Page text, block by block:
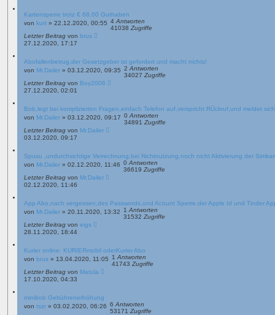
Kartensperre trotz € 68,00 Guthaben
von kurt » 22.12.2020, 00:55 4 Antworten
41038 Zugriffe
Letzter Beitrag von brus
27.12.2020, 17:17
Abofallenbetrug,der Gesetzgeber ist gefordert und macht nichts!
von Mr.Dailer » 03.12.2020, 09:35 2 Antworten
34027 Zugriffe
Letzter Beitrag von Boy2006
27.12.2020, 02:01
Bob,legt bei komplizierten Fragen,einfach Telefon auf,verspricht RÜckruf,und meldet
von Mr.Dailer » 03.12.2020, 09:17 0 Antworten
34891 Zugriffe
Letzter Beitrag von Mr.Dailer
03.12.2020, 09:17
Spusu ,undurchsichtige Verrechnung,bei Nichtnutzung,noch nicht Aktivierung der
von Mr.Dailer » 02.12.2020, 11:46 0 Antworten
36619 Zugriffe
Letzter Beitrag von Mr.Dailer
02.12.2020, 11:46
App Abo,nach vergessen,des Passwords,und Acount Sperre.der Apple Id und Tinder
von Mr.Dailer » 20.11.2020, 13:32 1 Antworten
31532 Zugriffe
Letzter Beitrag von eigs
28.11.2020, 18:44
Kurier online: KURIERmobil oderKurier Abo
von brus » 13.04.2020, 11:05 1 Antworten
41743 Zugriffe
Letzter Beitrag von Matula
17.10.2020, 04:33
minibob Gebührenerhöhung
von tszr » 03.02.2020, 06:26 6 Antworten
53171 Zugriffe